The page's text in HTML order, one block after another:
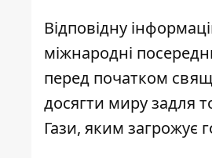
Відповідну
міжнародні
перед початком
досягти миру задля
Гази, яким загрожує